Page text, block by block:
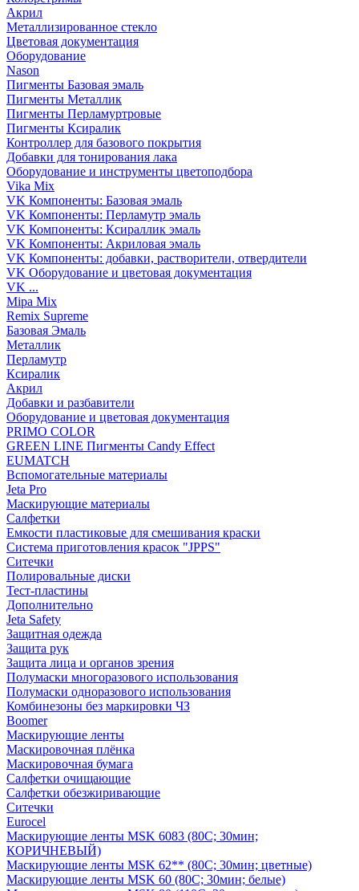
Акрил
Металлизированное стекло
Цветовая документация
Оборудование
Nason
Пигменты Базовая эмаль
Пигменты Металлик
Пигменты Перламуртровые
Пигменты Ксиралик
Контроллер для базового покрытия
Добавки для тонирования лака
Оборудование и инструменты цветоподбора
Vika Mix
VK Компоненты: Базовая эмаль
VK Компоненты: Перламутр эмаль
VK Компоненты: Ксираллик эмаль
VK Компоненты: Акриловая эмаль
VK Компоненты: добавки, растворители, отвердители
VK Оборудование и цветовая документация
VK ...
Mipa Mix
Remix Supreme
Базовая Эмаль
Металлик
Перламутр
Ксиралик
Акрил
Добавки и разбавители
Оборудование и цветовая документация
PRIMO COLOR
GREEN LINE Пигменты Candy Effect
EUMATCH
Вспомогательные материалы
Jeta Pro
Маскирующие материалы
Салфетки
Емкости пластиковые для смешивания краски
Система приготовления красок "JPPS"
Ситечки
Полировальные диски
Тест-пластины
Дополнительно
Jeta Safety
Защитная одежда
Защита рук
Защита лица и органов зрения
Полумаски многоразового использования
Полумаски одноразового использования
Комбинезоны без маркировки ЧЗ
Boomer
Маскирующие ленты
Маскировочная плёнка
Маскировочная бумага
Салфетки очищающие
Салфетки обезжиривающие
Ситечки
Euroсel
Маскирующие ленты MSK 6083 (80С; 30мин;
КОРИЧНЕВЫЙ)
Маскирующие ленты MSK 62** (80С; 30мин; цветные)
Маскирующие ленты MSK 60 (80С; 30мин; белые)